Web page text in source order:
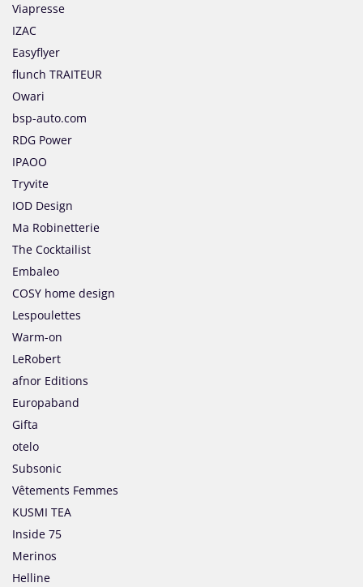
Viapresse
IZAC
Easyflyer
flunch TRAITEUR
Owari
bsp-auto.com
RDG Power
IPAOO
Tryvite
IOD Design
Ma Robinetterie
The Cocktailist
Embaleo
COSY home design
Lespoulettes
Warm-on
LeRobert
afnor Editions
Europaband
Gifta
otelo
Subsonic
Vêtements Femmes
KUSMI TEA
Inside 75
Merinos
Helline